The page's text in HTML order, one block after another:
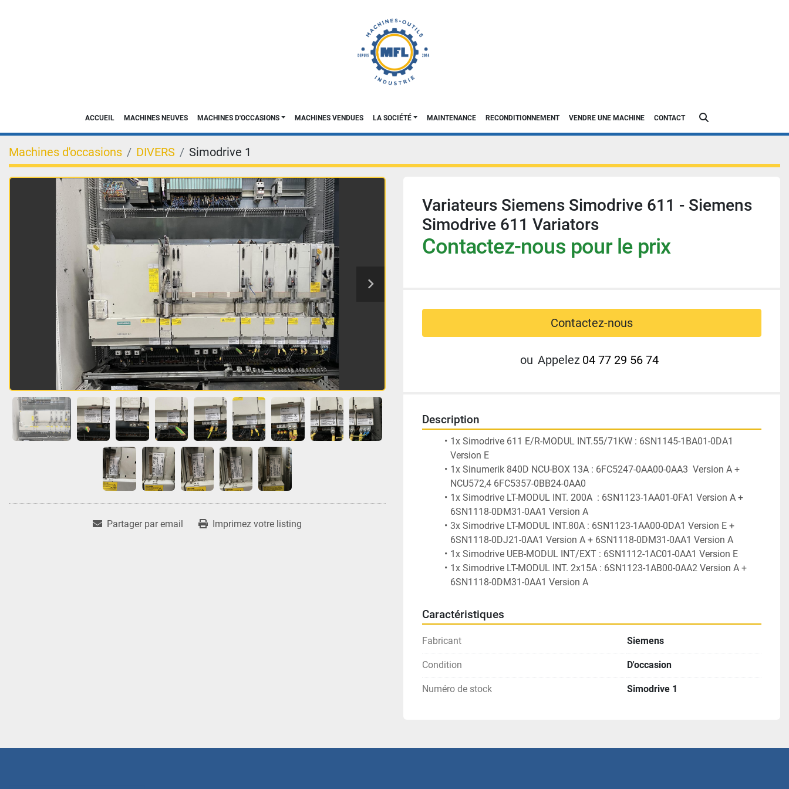
ACCUEIL MACHINES NEUVES MACHINES D'OCCASIONS MACHINES VENDUES LA SOCIÉTÉ MAINTENANCE RECONDITIONNEMENT VENDRE UNE MACHINE CONTACT
Machines d'occasions DIVERS Simodrive 1
Partager par email Imprimez votre listing
Variateurs Siemens Simodrive 611 - Siemens
Simodrive 611 Variators
Contactez-nous pour le prix
Contactez-nous
ou Appelez 04 77 29 56 74
Description
1x Simodrive 611 E/R-MODUL INT.55/71KW : 6SN1145-1BA01-0DA1
Version E
1x Sinumerik 840D NCU-BOX 13A : 6FC5247-0AA00-0AA3  Version A +
NCU572,4 6FC5357-0BB24-0AA0
1x Simodrive LT-MODUL INT. 200A  : 6SN1123-1AA01-0FA1 Version A +
6SN1118-0DM31-0AA1 Version A
3x Simodrive LT-MODUL INT.80A : 6SN1123-1AA00-0DA1 Version E +
6SN1118-0DJ21-0AA1 Version A + 6SN1118-0DM31-0AA1 Version A
1x Simodrive UEB-MODUL INT/EXT : 6SN1112-1AC01-0AA1 Version E
1x Simodrive LT-MODUL INT. 2x15A : 6SN1123-1AB00-0AA2 Version A +
6SN1118-0DM31-0AA1 Version A
Caractéristiques
Fabricant Siemens
Condition D'occasion
Numéro de stock Simodrive 1